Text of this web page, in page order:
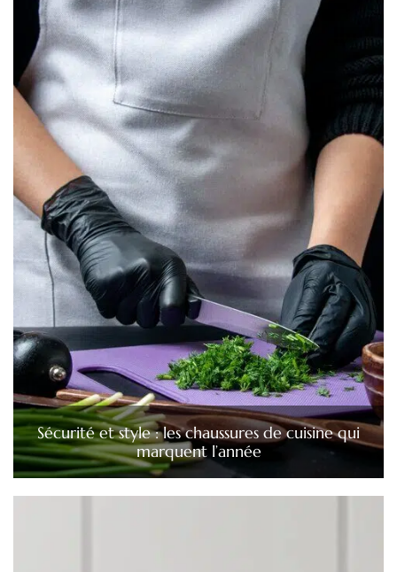
Sécurité et style : les chaussures de cuisine qui
marquent l’année